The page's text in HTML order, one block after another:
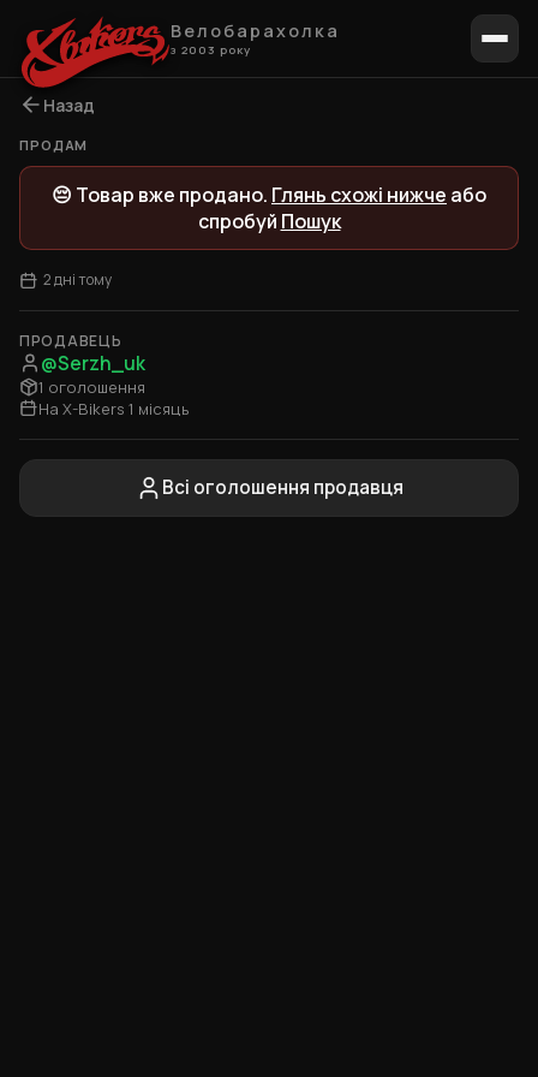
Велобарахолка
з 2003 року
Назад
1 / 2
ПРОДАМ
😔 Товар вже продано. Глянь схожі нижче або
спробуй Пошук
2 дні тому
ПРОДАВЕЦЬ
@Serzh_uk
1 оголошення
На X-Bikers 1 місяць
Всі оголошення продавця